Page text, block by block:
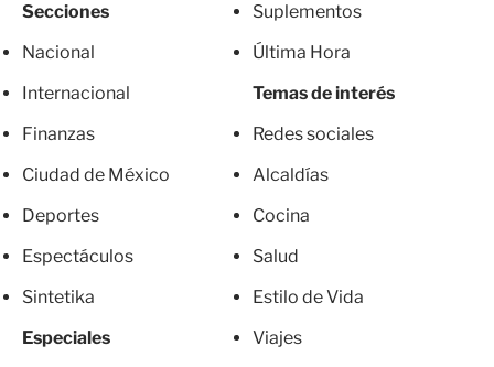
Secciones
Nacional
Internacional
Finanzas
Ciudad de México
Deportes
Espectáculos
Sintetika
Especiales
Suplementos
Última Hora
Temas de interés
Redes sociales
Alcaldías
Cocina
Salud
Estilo de Vida
Viajes